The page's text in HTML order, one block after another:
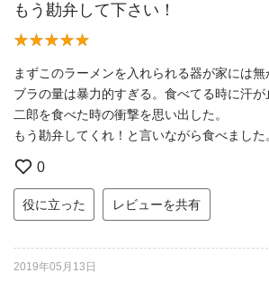
もう勘弁して下さい！
まずこのラーメンを入れられる器が家には
ブラの量は暴力的すぎる。食べてる時に汗
二郎を食べた時の衝撃を思い出した。
もう勘弁してくれ！と言いながら食べました
0
役に立った レビューを共有
2019年05月13日